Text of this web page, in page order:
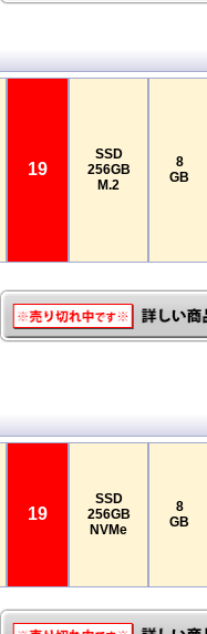
19
SSD
256GB
M.2
8
GB
19
SSD
256GB
NVMe
8
GB